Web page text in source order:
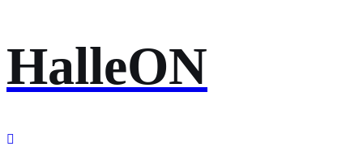
Inhalt
springen
HalleON